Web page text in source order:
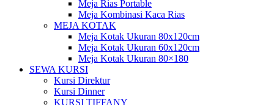
Meja Rias Portable
Meja Kombinasi Kaca Rias
MEJA KOTAK
Meja Kotak Ukuran 80x120cm
Meja Kotak Ukuran 60x120cm
Meja Kotak Ukuran 80×180
SEWA KURSI
Kursi Direktur
Kursi Dinner
KURSI TIFFANY